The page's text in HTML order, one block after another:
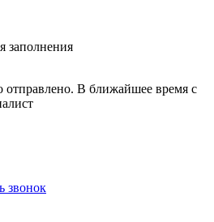
заполнения
В ближайшее время с
звонок